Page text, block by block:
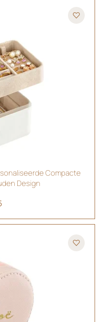
Compacte
Design